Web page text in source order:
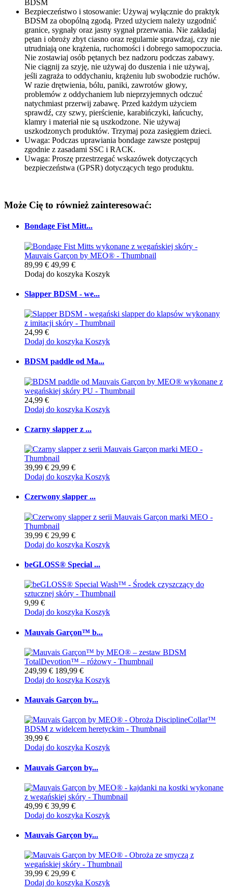
BDSM
Bezpieczeństwo i stosowanie: Używaj wyłącznie do praktyk
BDSM za obopólną zgodą. Przed użyciem należy uzgodnić
granice, sygnały oraz jasny sygnał przerwania. Nie zakładaj
pętan i obroży zbyt ciasno oraz regularnie sprawdzaj, czy nie
utrudniają one krążenia, ruchomości i dobrego samopoczucia.
Nie zostawiaj osób pętanych bez nadzoru podczas zabawy.
Nie ciągnij za szyję, nie używaj do duszenia i nie używaj,
jeśli zagraża to oddychaniu, krążeniu lub swobodzie ruchów.
W razie drętwienia, bólu, paniki, zawrotów głowy,
problemów z oddychaniem lub nieprzyjemnych odczuć
natychmiast przerwij zabawę. Przed każdym użyciem
sprawdź, czy szwy, pierścienie, karabińczyki, łańcuchy,
klamry i materiał nie są uszkodzone. Nie używaj
uszkodzonych produktów. Trzymaj poza zasięgiem dzieci.
Uwaga: Podczas uprawiania bondage zawsze postępuj
zgodnie z zasadami SSC i RACK.
Uwaga: Proszę przestrzegać wskazówek dotyczących
bezpieczeństwa (GPSR) dotyczących tego produktu.
Może Cię to również zainteresować:
Bondage Fist Mitt...
89,99 € 49,99 €
Dodaj do koszyka Koszyk
Slapper BDSM - we...
24,99 €
Dodaj do koszyka Koszyk
BDSM paddle od Ma...
24,99 €
Dodaj do koszyka Koszyk
Czarny slapper z ...
39,99 € 29,99 €
Dodaj do koszyka Koszyk
Czerwony slapper ...
39,99 € 29,99 €
Dodaj do koszyka Koszyk
beGLOSS® Special ...
9,99 €
Dodaj do koszyka Koszyk
Mauvais Garçon™ b...
249,99 € 189,99 €
Dodaj do koszyka Koszyk
Mauvais Garçon by...
39,99 €
Dodaj do koszyka Koszyk
Mauvais Garçon by...
49,99 € 39,99 €
Dodaj do koszyka Koszyk
Mauvais Garçon by...
39,99 € 29,99 €
Dodaj do koszyka Koszyk